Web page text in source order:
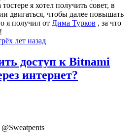
я хотел получить совет, в
двигаться, чтобы далее повышать
я получил от Дима Турков , за что
лет назад
доступ к Bitnami
интернет?
@Sweatpents